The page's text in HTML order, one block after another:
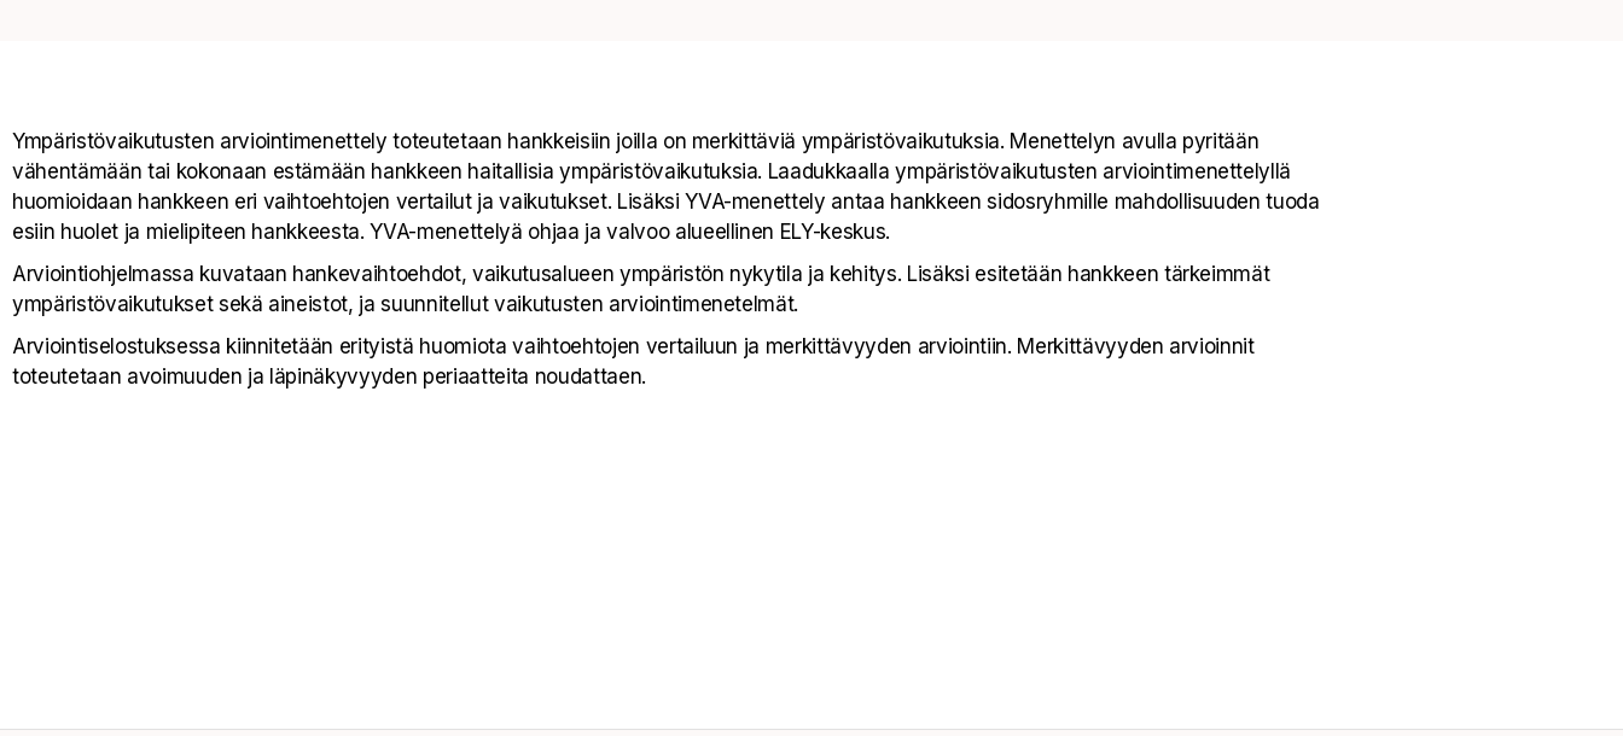
Ympäristövaikutusten arviointimenettely toteutetaan hankkeisiin joilla on merkittäviä ympäristövaikutuksia. Menettelyn avulla pyritään
vähentämään tai kokonaan estämään hankkeen haitallisia ympäristövaikutuksia. Laadukkaalla ympäristövaikutusten arviointimenettelyllä
huomioidaan hankkeen eri vaihtoehtojen vertailut ja vaikutukset. Lisäksi YVA-menettely antaa hankkeen sidosryhmille mahdollisuuden tuoda
esiin huolet ja mielipiteen hankkeesta. YVA-menettelyä ohjaa ja valvoo alueellinen ELY-keskus.​
Arviointiohjelmassa kuvataan hankevaihtoehdot, vaikutusalueen ympäristön nykytila ja kehitys. Lisäksi esitetään hankkeen tärkeimmät
ympäristövaikutukset sekä aineistot, ja suunnitellut vaikutusten arviointimenetelmät.​
Arviointiselostuksessa kiinnitetään erityistä huomiota vaihtoehtojen vertailuun ja merkittävyyden arviointiin. Merkittävyyden arvioinnit
toteutetaan avoimuuden ja läpinäkyvyyden periaatteita noudattaen.